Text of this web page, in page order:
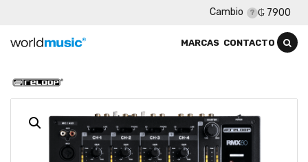
Cambio ₲ 7900
MARCAS CONTACTO